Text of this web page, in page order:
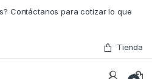
Contáctanos para cotizar lo que
Tienda